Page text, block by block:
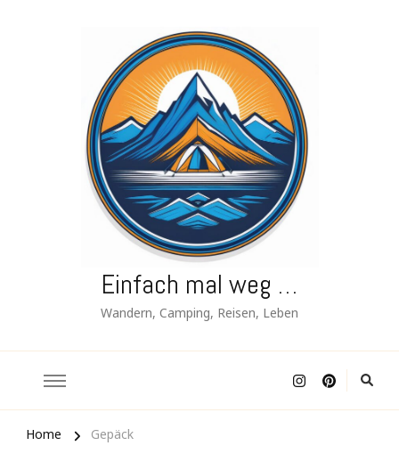
Einfach mal weg …
Wandern, Camping, Reisen, Leben
Home Gepäck